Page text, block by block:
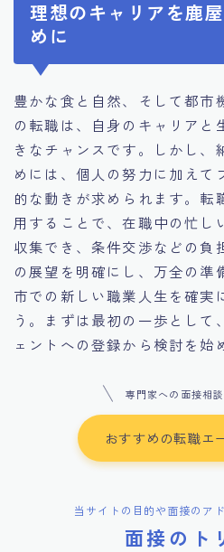
理想のキャリアを鹿
めに
豊かな食と自然、そして都市
の転職は、自身のキャリアと
きなチャンスです。しかし、
めには、個人の努力に加えて
的な動きが求められます。転
用することで、在職中の忙し
収集でき、条件交渉などの負
の展望を明確にし、万全の準
市での新しい職業人生を確実
う。まずは最初の一歩として
ェントへの登録から検討を始
専門家への面接相
おすすめの転職エ
当サイトの目的や面接のア
面接のト